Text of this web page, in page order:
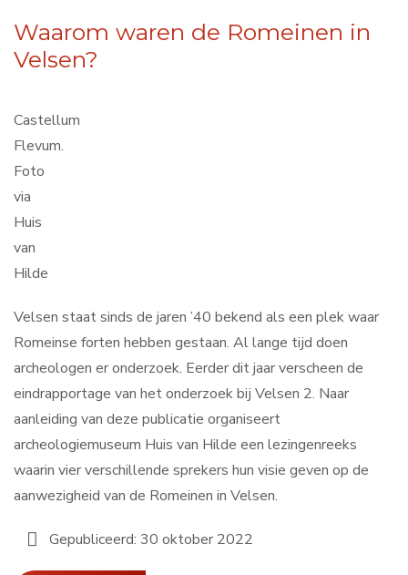
Waarom waren de Romeinen in
Velsen?
Castellum
Flevum.
Foto
via
Huis
van
Hilde
Velsen staat sinds de jaren ’40 bekend als een plek waar
Romeinse forten hebben gestaan. Al lange tijd doen
archeologen er onderzoek. Eerder dit jaar verscheen de
eindrapportage van het onderzoek bij Velsen 2. Naar
aanleiding van deze publicatie organiseert
archeologiemuseum Huis van Hilde een lezingenreeks
waarin vier verschillende sprekers hun visie geven op de
aanwezigheid van de Romeinen in Velsen.
Gepubliceerd: 30 oktober 2022